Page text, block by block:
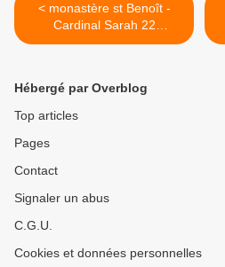
< monastère st Benoît -
Cardinal Sarah 22
Septembre 2019
Hébergé par Overblog
Top articles
Pages
Contact
Signaler un abus
C.G.U.
Cookies et données personnelles